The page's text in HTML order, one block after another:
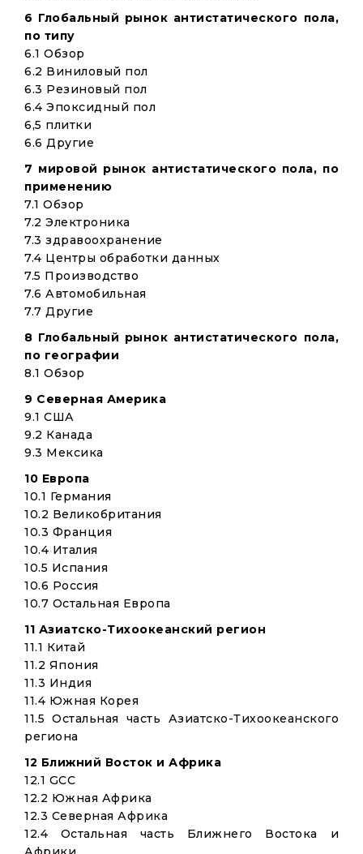
6 Глобальный рынок антистатического пола,
по типу
6.1 Обзор
6.2 Виниловый пол
6.3 Резиновый пол
6.4 Эпоксидный пол
6,5 плитки
6.6 Другие
7 мировой рынок антистатического пола, по
применению
7.1 Обзор
7.2 Электроника
7.3 здравоохранение
7.4 Центры обработки данных
7.5 Производство
7.6 Автомобильная
7.7 Другие
8 Глобальный рынок антистатического пола,
по географии
8.1 Обзор
9 Северная Америка
9.1 США
9.2 Канада
9.3 Мексика
10 Европа
10.1 Германия
10.2 Великобритания
10.3 Франция
10.4 Италия
10.5 Испания
10.6 Россия
10.7 Остальная Европа
11 Азиатско-Тихоокеанский регион
11.1 Китай
11.2 Япония
11.3 Индия
11.4 Южная Корея
11.5 Остальная часть Азиатско-Тихоокеанского
региона
12 Ближний Восток и Африка
12.1 GCC
12.2 Южная Африка
12.3 Северная Африка
12.4 Остальная часть Ближнего Востока и